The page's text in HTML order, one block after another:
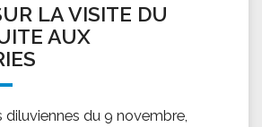
LA VISITE DU
AUX
diluviennes du 9 novembre,